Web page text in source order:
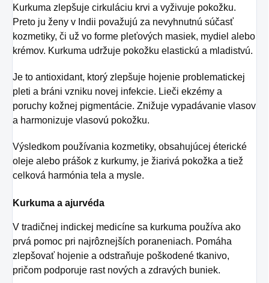
Kurkuma zlepšuje cirkuláciu krvi a vyživuje pokožku.
Preto ju ženy v Indii považujú za nevyhnutnú súčasť
kozmetiky, či už vo forme pleťových masiek, mydiel alebo
krémov. Kurkuma udržuje pokožku elastickú a mladistvú.
Je to antioxidant, ktorý zlepšuje hojenie problematickej
pleti a bráni vzniku novej infekcie. Lieči ekzémy a
poruchy kožnej pigmentácie. Znižuje vypadávanie vlasov
a harmonizuje vlasovú pokožku.
Výsledkom používania kozmetiky, obsahujúcej éterické
oleje alebo prášok z kurkumy, je žiarivá pokožka a tiež
celková harmónia tela a mysle.
Kurkuma a ajurvéda
V tradičnej indickej medicíne sa kurkuma používa ako
prvá pomoc pri najrôznejších poraneniach. Pomáha
zlepšovať hojenie a odstraňuje poškodené tkanivo,
pričom podporuje rast nových a zdravých buniek.